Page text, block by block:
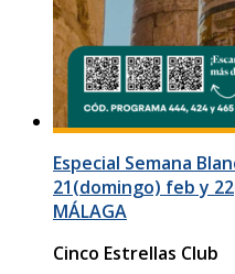
Especial Semana
21(domingo) feb y
MÁLAGA
Cinco Estrellas Club